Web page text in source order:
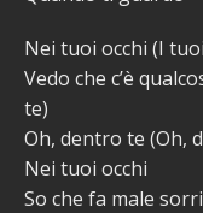
Nei tuoi occhi (I
Vedo che c’è
te)
Oh, dentro te (Oh,
Nei tuoi occhi
So che fa male